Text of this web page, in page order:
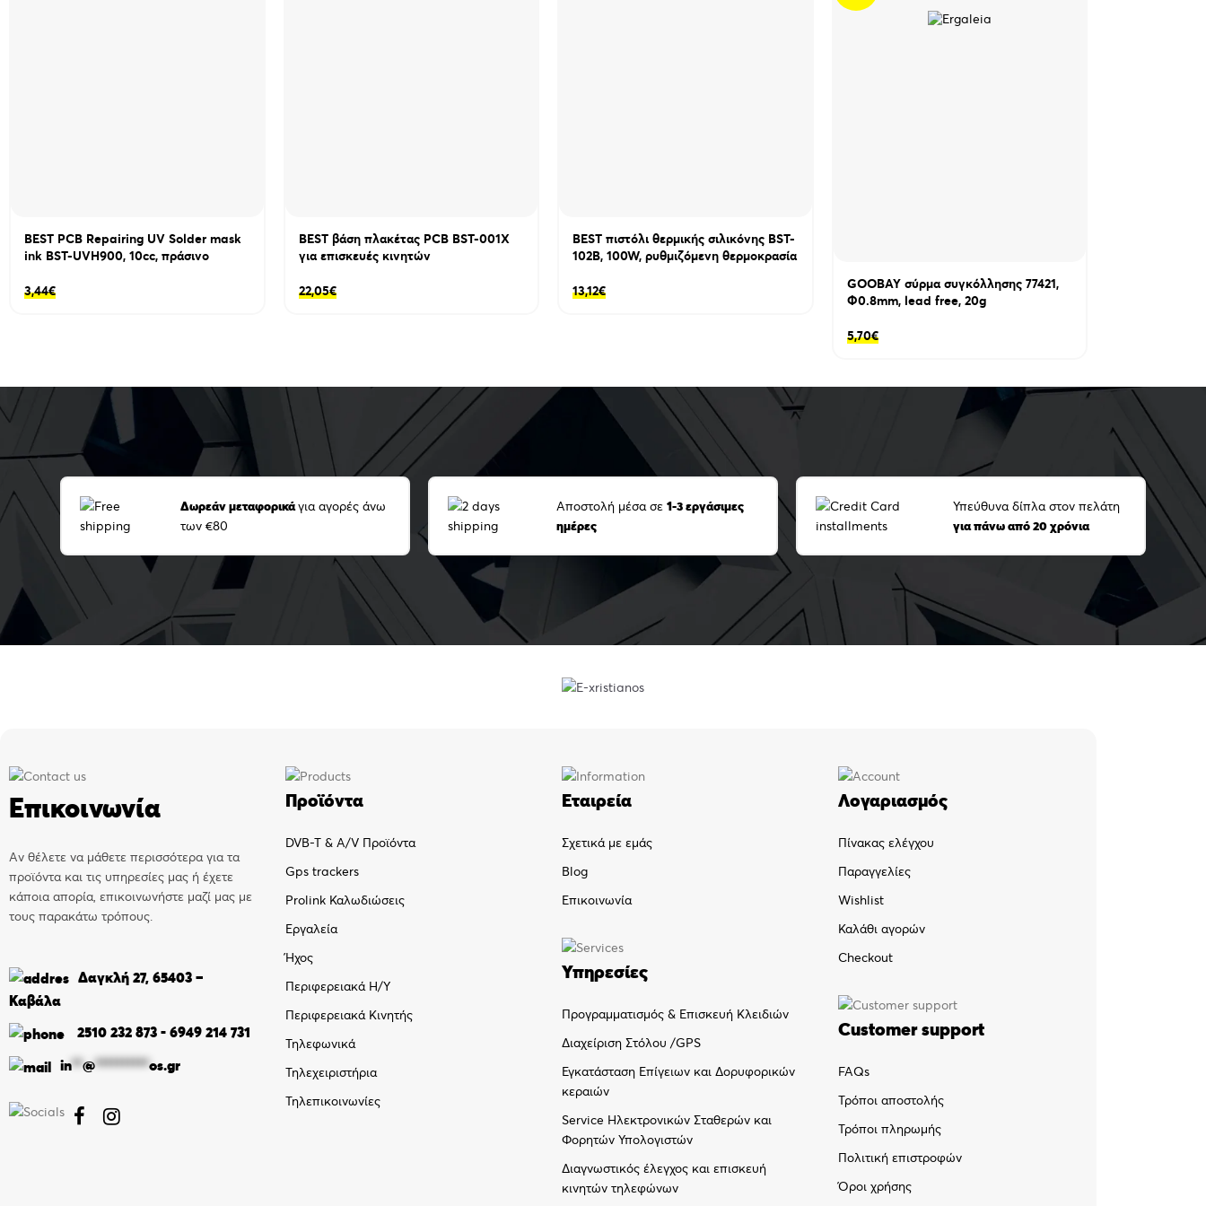
-εγχειρίδιο χρήσης
BEST PCB Repairing UV Solder mask
ink BST-UVH900, 10cc, πράσινο
3,44€
BEST βάση πλακέτας PCB BST-001X
για επισκευές κινητών
22,05€
BEST πιστόλι θερμικής σιλικόνης BST-
102B, 100W, ρυθμιζόμενη θερμοκρασία
13,12€
GOOBAY σύρμα συγκόλλησης 77421,
Φ0.8mm, lead free, 20g
5,70€
Δωρεάν μεταφορικάγια αγορές άνω
των €80
Αποστολή μέσα σε 1-3 εργάσιμες
ημέρες
Υπεύθυνα δίπλα στον πελάτη
για πάνω από 20 χρόνια
Επικοινωνία
Αν θέλετε να μάθετε περισσότερα για τα
προϊόντα και τις υπηρεσίες μας ή έχετε
κάποια απορία, επικοινωνήστε μαζί μας με
τους παρακάτω τρόπους.
Δαγκλή 27, 65403 –
Καβάλα
2510 232 873 - 6949 214 731
in**@**********os.gr
 
Προϊόντα
DVB-T & A/V Προϊόντα
Gps trackers
Prolink Καλωδιώσεις
Εργαλεία
Ήχος
Περιφερειακά Η/Υ
Περιφερειακά Κινητής
Τηλεφωνικά
Τηλεχειριστήρια
Τηλεπικοινωνίες
Εταιρεία
Σχετικά με εμάς
Blog
Επικοινωνία
Υπηρεσίες
Προγραμματισμός & Επισκευή Κλειδιών
Διαχείριση Στόλου /GPS
Εγκατάσταση Επίγειων και Δορυφορικών
κεραιών
Service Ηλεκτρονικών Σταθερών και
Φορητών Υπολογιστών
Διαγνωστικός έλεγχος και επισκευή
κινητών τηλεφώνων
Λογαριασμός
Πίνακας ελέγχου
Παραγγελίες
Wishlist
Καλάθι αγορών
Checkout
Customer support
FAQs
Τρόποι αποστολής
Τρόποι πληρωμής
Πολιτική επιστροφών
Όροι χρήσης